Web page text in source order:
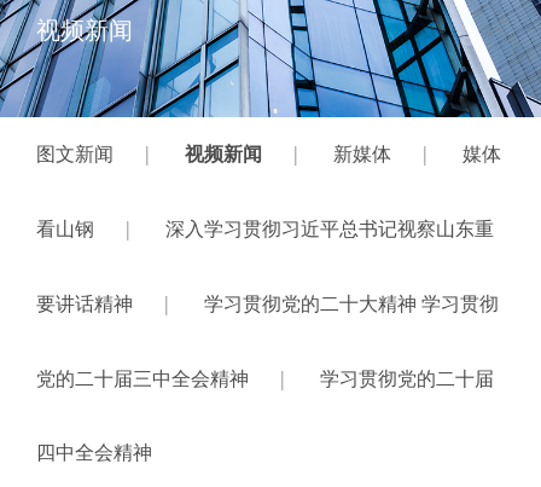
视频新闻
图文新闻 | 视频新闻 | 新媒体 | 媒体
看山钢 | 深入学习贯彻习近平总书记视察山东重
要讲话精神 | 学习贯彻党的二十大精神 学习贯彻
党的二十届三中全会精神 | 学习贯彻党的二十届
四中全会精神